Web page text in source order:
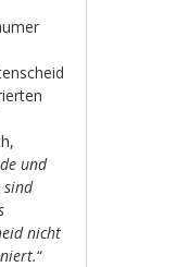
und
sind
nicht
“